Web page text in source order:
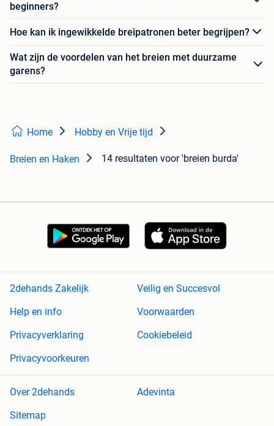
beginners?
Hoe kan ik ingewikkelde breipatronen beter begrijpen?
Wat zijn de voordelen van het breien met duurzame
garens?
Home Hobby en Vrije tijd
Breien en Haken 14 resultaten voor 'breien burda'
2dehands Zakelijk
Veilig en Succesvol
Help en info
Voorwaarden
Privacyverklaring
Cookiebeleid
Privacyvoorkeuren
Over 2dehands
Adevinta
Sitemap